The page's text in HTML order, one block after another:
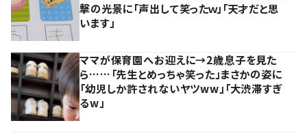
撃の光景に「声出して笑ったｗ」「天才だと思
います」
ママが保育園へお迎えに→2歳息子を見た
ら……「先生とめっちゃ笑った」まさかの姿に
「幼児しか許されないヤツww」「大渋滞すぎ
るw」